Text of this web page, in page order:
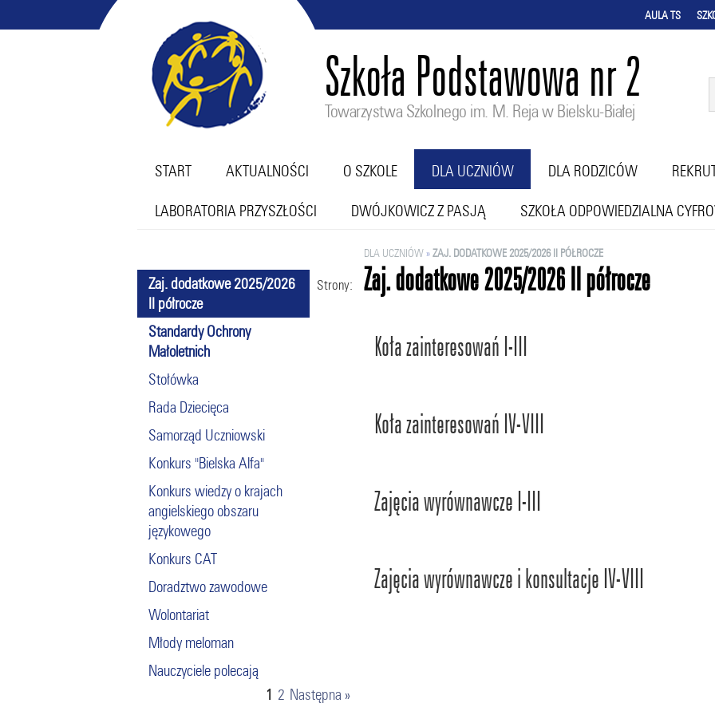
AULA TS
Szkoła Podstawowa nr 2
Towarzystwa Szkolnego im. M. Reja w Bielsku-Białej
START AKTUALNOŚCI O SZKOLE DLA UCZNIÓW DLA RODZICÓW
LABORATORIA PRZYSZŁOŚCI DWÓJKOWICZ Z PASJĄ SZKOŁA ODPOWIEDZIALNA
Zaj. dodatkowe 2025/2026
II półrocze
Standardy Ochrony
Małoletnich
Stołówka
Rada Dziecięca
Samorząd Uczniowski
Konkurs "Bielska Alfa"
Konkurs wiedzy o krajach
angielskiego obszaru
językowego
Konkurs CAT
Doradztwo zawodowe
Wolontariat
Młody meloman
Nauczyciele polecają
Strony:
1 2 Następna »
Zaj. dodatkowe 2025/2026 II półrocze
DLA UCZNIÓW»ZAJ. DODATKOWE 2025/2026 II PÓŁROCZE
Koła zainteresowań I-III
Koła zainteresowań IV-VIII
Zajęcia wyrównawcze I-III
Zajęcia wyrównawcze i konsultacje IV-VIII